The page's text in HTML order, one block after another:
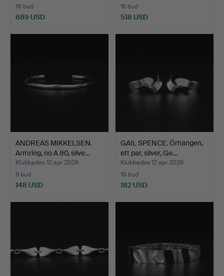
18 bud
689 USD
16 bud
518 USD
ANDREAS MIKKELSEN.
Armring, no A 80, silve…
Klubbades 12 apr 2026
9 bud
148 USD
GAIL SPENCE. Örhängen,
ett par, silver, Ge…
Klubbades 12 apr 2026
18 bud
182 USD